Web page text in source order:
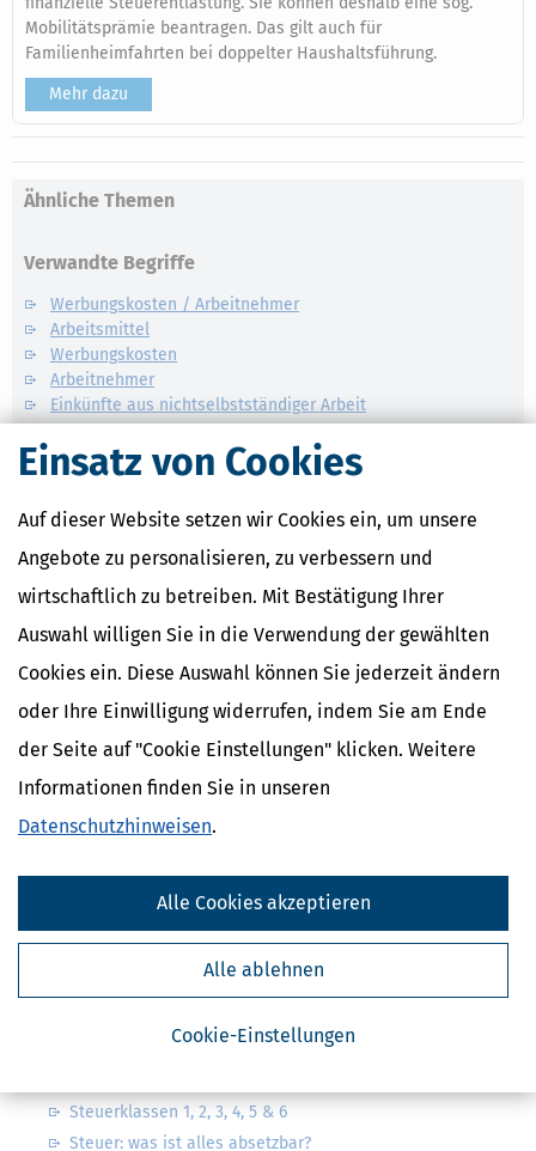
Einsatz von Cookies
Auf dieser Website setzen wir Cookies ein, um unsere
Angebote zu personalisieren, zu verbessern und
wirtschaftlich zu betreiben. Mit Bestätigung Ihrer
Auswahl willigen Sie in die Verwendung der gewählten
Cookies ein. Diese Auswahl können Sie jederzeit ändern
oder Ihre Einwilligung widerrufen, indem Sie am Ende
der Seite auf "Cookie Einstellungen" klicken. Weitere
Informationen finden Sie in unseren
Datenschutzhinweisen.
Cookie-Einstellungen
Alle ablehnen
Alle Cookies akzeptieren
Mobilitätsprämie beantragen. Das gilt auch für
Familienheimfahrten bei doppelter Haushaltsführung.
Mehr dazu
Ähnliche Themen
Verwandte Begriffe
Werbungskosten / Arbeitnehmer
Arbeitsmittel
Werbungskosten
Arbeitnehmer
Einkünfte aus nichtselbstständiger Arbeit
Kostenlose Steuertipps & News
Steuertipps Selbstständige
Ja, ich möchte die kostenlosen Newsletter
von Steuertipps abonnieren. Die
habe ich gelesen.
Meine Einwilligung kann ich jederzeit durch
Abbestellung des Newsletters widerrufen.
Steuerklassen 1, 2, 3, 4, 5 & 6
Steuer: was ist alles absetzbar?